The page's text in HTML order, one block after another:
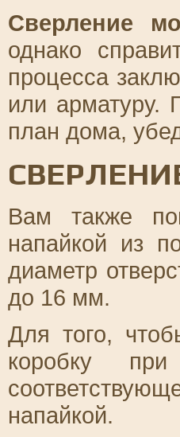
Сверление
однако
процесса
или арматуру.
план дома,
Вам также
напайкой из
диаметр
до 16 мм.
Для того,
коробку
напайкой.